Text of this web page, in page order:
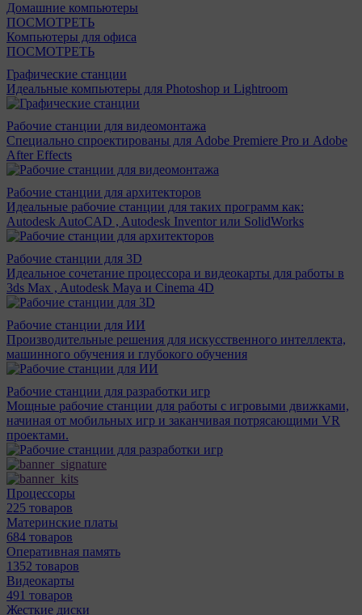
Домашние компьютеры
ПОСМОТРЕТЬ
Компьютеры для офиса
ПОСМОТРЕТЬ
Графические станции
Идеальные компьютеры для Photoshop и Lightroom
Рабочие станции для видеомонтажа
Специально спроектированы для Adobe Premiere Pro и Adobe
After Effects
Рабочие станции для архитекторов
Идеальные рабочие станции для таких программ как:
Autodesk AutoCAD , Autodesk Inventor или SolidWorks
Рабочие станции для 3D
Идеальное сочетание процессора и видеокарты для работы в
3ds Max , Autodesk Maya и Cinema 4D
Рабочие станции для ИИ
Производительные решения для искусственного интеллекта,
машинного обучения и глубокого обучения
Рабочие станции для разработки игр
Мощные рабочие станции для работы с игровыми движками,
начиная от мобильных игр и заканчивая потрясающими VR
проектами.
Процессоры
225 товаров
Материнcкие платы
684 товаров
Оперативная память
1352 товаров
Видеокарты
491 товаров
Жесткие диски